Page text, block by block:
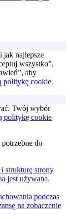
jak najlepsze
wszystko”,
aby
politykę cookie
Twój wybór
politykę cookie
do
strukturę strony
jest używana.
podczas
na zobaczenie